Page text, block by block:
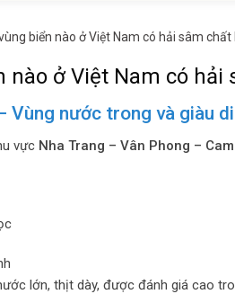
biển nào ở Việt Nam có hải sâm
nào ở Việt Nam có
Vùng nước trong và giàu
vực Nha Trang – Vân Phong –
lớn, thịt dày, được đánh giá cao